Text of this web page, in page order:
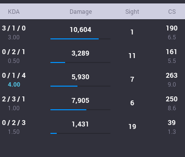
KDA Damage Sight CS
3 / 1 / 0
3.00
10,604 1 190
6.5
0 / 2 / 1
0.50
3,289 11 161
5.5
0 / 1 / 4
4.00
5,930 7 263
9.0
2 / 3 / 1
1.00
7,905 6 250
8.6
0 / 2 / 3
1.50
1,431 19 39
1.3